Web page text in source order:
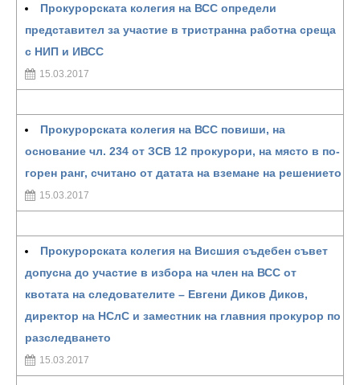
Прокурорската колегия на ВСС определи
представител за участие в тристранна работна среща
с НИП и ИВСС
15.03.2017
Прокурорската колегия на ВСС повиши, на
основание чл. 234 от ЗСВ 12 прокурори, на място в по-
горен ранг, считано от датата на вземане на решението
15.03.2017
Прокурорската колегия на Висшия съдебен съвет
допусна до участие в избора на член на ВСС от
квотата на следователите – Евгени Диков Диков,
директор на НСлС и заместник на главния прокурор по
разследването
15.03.2017